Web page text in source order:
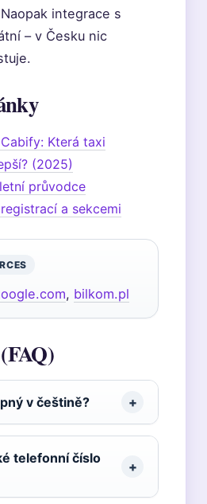
integrace s
– v Česku nic
Která taxi
(2025)
průvodce
a sekcemi
, bilkom.pl
v češtině?
telefonní číslo